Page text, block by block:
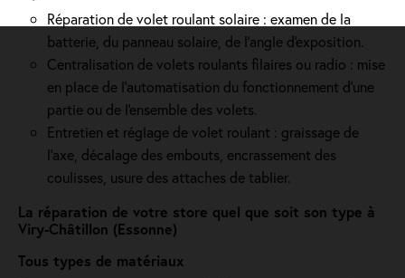
Réparation de volet roulant solaire : examen de la
batterie, du panneau solaire, de l'angle d'exposition.
Centralisation de volets roulants filaires ou radio : mise
en place de l'automatisation du fonctionnement d’une
partie ou de l'ensemble des volets.
Entretien et réglage de volet roulant : graissage de
l’axe, décalage des embouts, encrassement des
coulisses, usure des attaches de tablier.
La réparation de votre store quel que soit son type à
Viry-Châtillon (Essonne)
Tous types de matériaux